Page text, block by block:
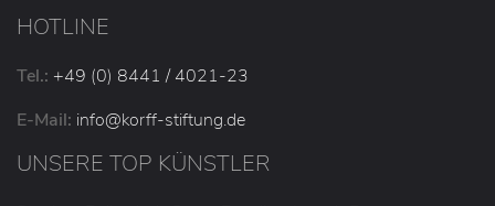
HOTLINE
Tel.: +49 (0) 8441 / 4021-23
E-Mail: info@korff-stiftung.de
UNSERE TOP KÜNSTLER